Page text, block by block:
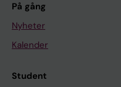
På gång
Nyheter
Kalender
Student